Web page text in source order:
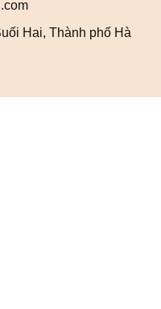
Hai, Thành phố Hà